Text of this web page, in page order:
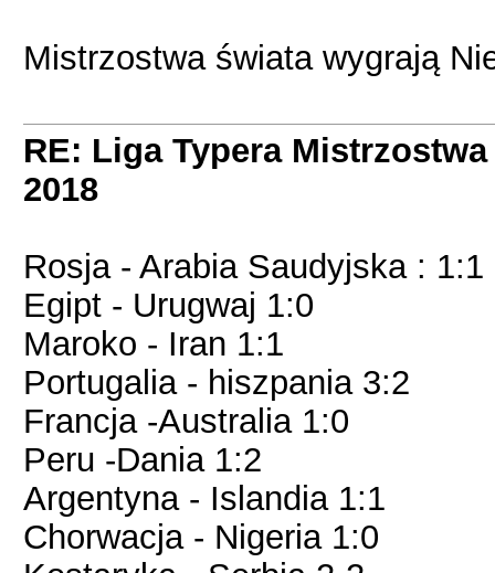
Mistrzostwa świata wygrają
RE: Liga Typera Mistrzostwa
2018
Rosja - Arabia Saudyjska : 1:1
Egipt - Urugwaj 1:0
Maroko - Iran 1:1
Portugalia - hiszpania 3:2
Francja -Australia 1:0
Peru -Dania 1:2
Argentyna - Islandia 1:1
Chorwacja - Nigeria 1:0